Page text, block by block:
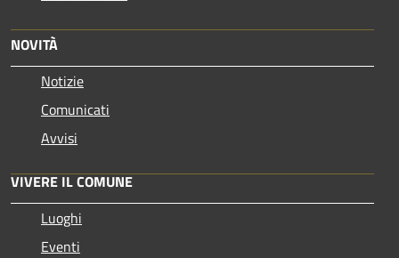
NOVITÀ
Notizie
Comunicati
Avvisi
VIVERE IL COMUNE
Luoghi
Eventi